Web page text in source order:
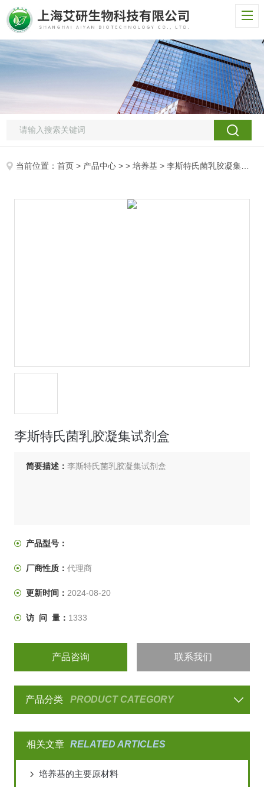
当前位置：首页 > 产品中心 > >培养基 > 李斯特氏菌乳胶凝集试剂盒
李斯特氏菌乳胶凝集试剂盒
简要描述： 李斯特氏菌乳胶凝集试剂盒
产品型号：
厂商性质： 代理商
更新时间： 2024-08-20
访 问 量： 1333
产品咨询 联系我们
产品分类 PRODUCT CATEGORY
相关文章 RELATED ARTICLES
培养基的主要原材料